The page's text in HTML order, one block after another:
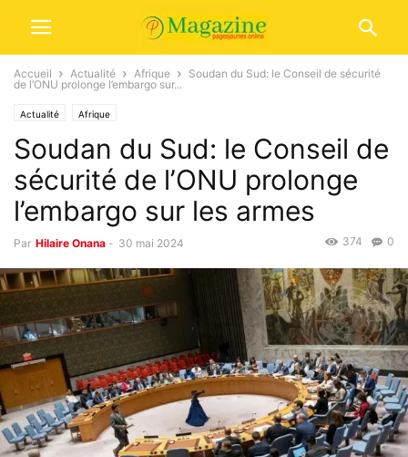
Accueil Actualité Afrique
Soudan du Sud: le Conseil de sécurité
de l’ONU prolonge l’embargo sur...
Actualité Afrique
Soudan du Sud: le Conseil de
sécurité de l’ONU prolonge
l’embargo sur les armes
Par Hilaire Onana - 30 mai 2024 0
374